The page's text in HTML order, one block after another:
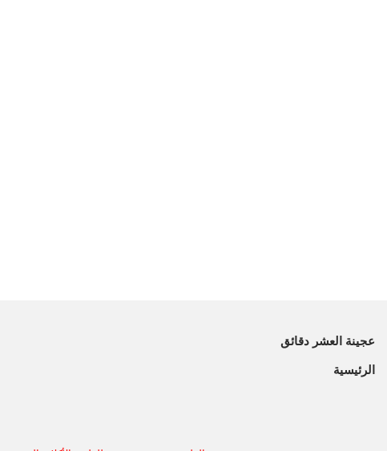
عجينة العشر دقائق
الرئيسية